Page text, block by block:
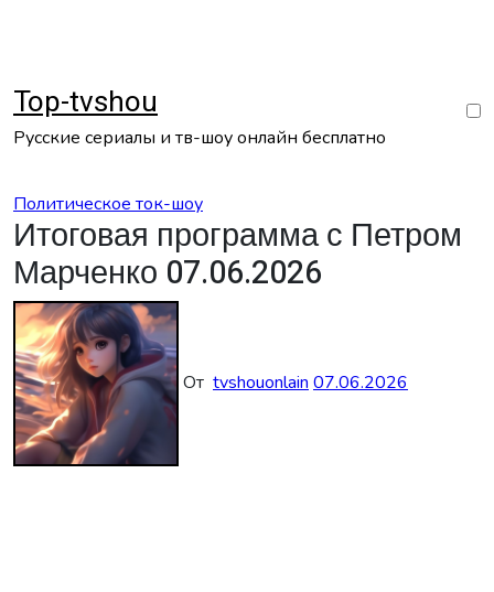
Top-tvshou
Русские сериалы и тв-шоу онлайн бесплатно
Политическое ток-шоу
Итоговая программа с Петром
Марченко 07.06.2026
От tvshouonlain 07.06.2026